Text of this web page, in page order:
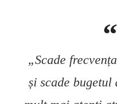
„Scade
și scade bugetul